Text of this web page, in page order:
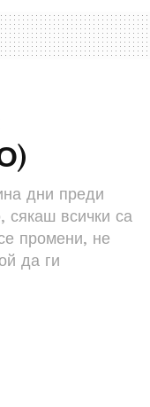
дни преди
сякаш всички са
промени, не
да ги